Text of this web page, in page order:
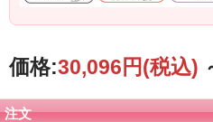
価格:30,096円(税込)
注文